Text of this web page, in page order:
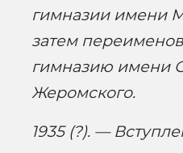
гимназии имени
затем
гимназию имени
Жеромского.
1935 (?). —